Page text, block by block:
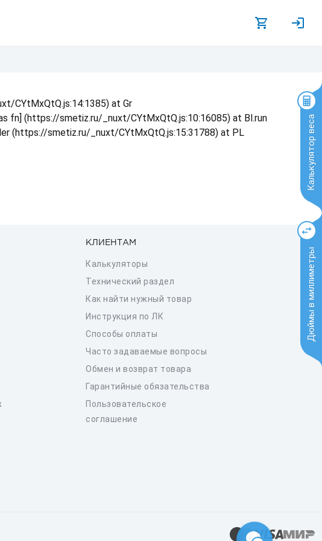
Калькулятор веса
Дюймы в миллиметры
CYtMxQtQ.js:14:1385) at Gr
fn] (https://smetiz.ru/_nuxt/CYtMxQtQ.js:10:16085) at Bl.run
(https://smetiz.ru/_nuxt/CYtMxQtQ.js:15:31788) at PL
КЛИЕНТАМ
Калькуляторы
Технический раздел
Как найти нужный товар
Инструкция по ЛК
Способы оплаты
Часто задаваемые вопросы
Обмен и возврат товара
Гарантийные обязательства
Пользовательское
соглашение